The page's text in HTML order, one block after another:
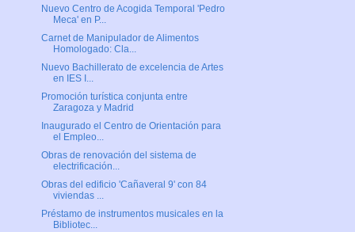
Nuevo Centro de Acogida Temporal 'Pedro
Meca' en P...
Carnet de Manipulador de Alimentos
Homologado: Cla...
Nuevo Bachillerato de excelencia de Artes
en IES I...
Promoción turística conjunta entre
Zaragoza y Madrid
Inaugurado el Centro de Orientación para
el Empleo...
Obras de renovación del sistema de
electrificación...
Obras del edificio 'Cañaveral 9' con 84
viviendas ...
Préstamo de instrumentos musicales en la
Bibliotec...